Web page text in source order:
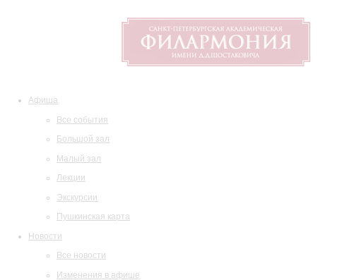
Афиша
Все события
Большой зал
Малый зал
Лекции
Экскурсии
Пушкинская карта
Новости
Все новости
Изменения в афише